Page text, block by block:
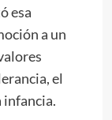
esa
a un
el
infancia.